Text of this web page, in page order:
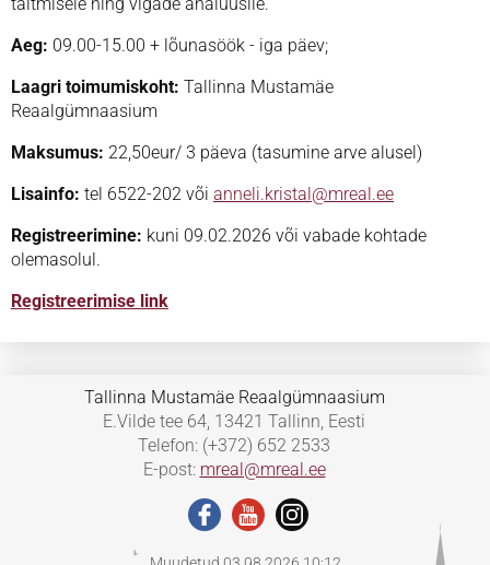
Aeg: 09.00-15.00 + lõunasöök - iga päev;
Laagri toimumiskoht: Tallinna Mustamäe
Reaalgümnaasium
Maksumus: 22,50eur/ 3 päevа (tasumine arve alusel)
Lisainfo: tel 6522-202 või anneli.kristal@mreal.ee
Registreerimine: kuni 09.02.2026 või vabade kohtade
olemasolul.
Registreerimise link
Tallinna Mustamäe Reaalgümnaasium
E.Vilde tee 64, 13421 Tallinn, Eesti
Telefon: (+372) 652 2533
E-post: mreal@mreal.ee